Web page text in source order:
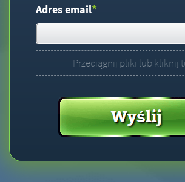
Adres email*
Przeciągnij pliki lub kliknij